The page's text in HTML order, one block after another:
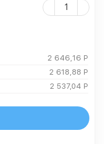
2 646,16 Р
2 618,88 Р
2 537,04 Р